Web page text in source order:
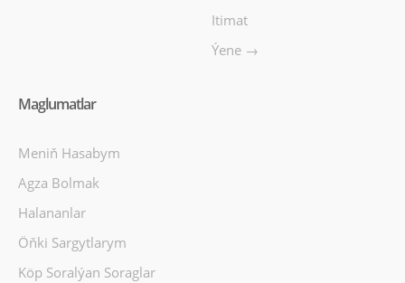
Itimat
Ýene →
Maglumatlar
Meniň Hasabym
Agza Bolmak
Halananlar
Öňki Sargytlarym
Köp Soralýan Soraglar